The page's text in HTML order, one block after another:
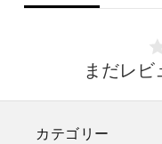
まだレビ
カテゴリー